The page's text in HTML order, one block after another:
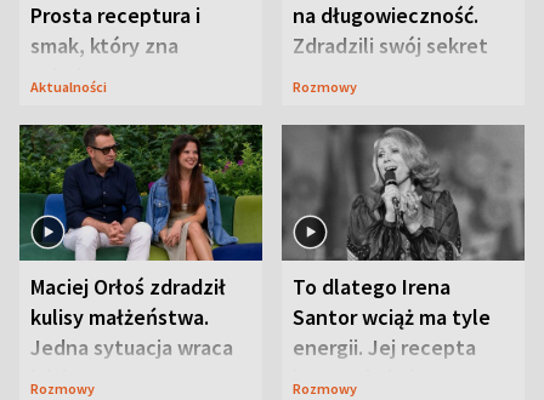
Prosta receptura i
smak, który zna
Lubelszczyzna
Aktualności
na długowieczność.
Zdradzili swój sekret
Rozmowy
Maciej Orłoś zdradził
kulisy małżeństwa.
Jedna sytuacja wraca
jak bumerang
Rozmowy
To dlatego Irena
Santor wciąż ma tyle
energii. Jej recepta
jest zaskakująco
Rozmowy